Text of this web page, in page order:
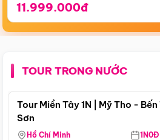
11.999.000đ
TOUR TRONG NƯỚC
Tour Miền Tây 1N | Mỹ Tho -
Sơn
Hồ Chí Minh 1N0Đ